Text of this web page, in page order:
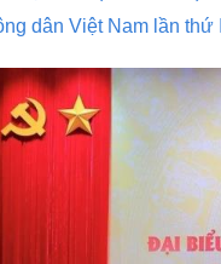
dân Việt Nam lần thứ